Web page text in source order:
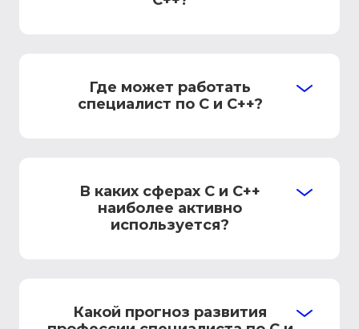
Где может работать
специалист по C и C++?
В каких сферах C и C++
наиболее активно
используется?
Какой прогноз развития